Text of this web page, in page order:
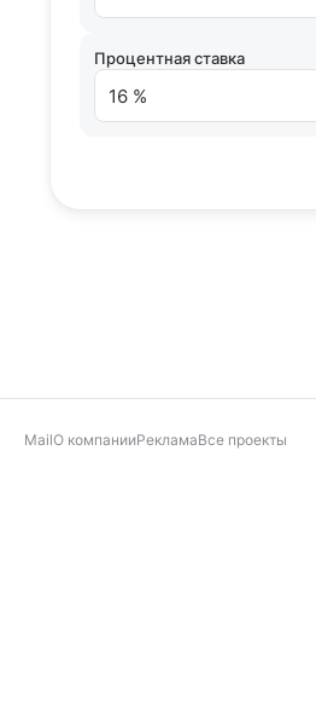
Процентная ставка
MailО компанииРекламаВсе проекты